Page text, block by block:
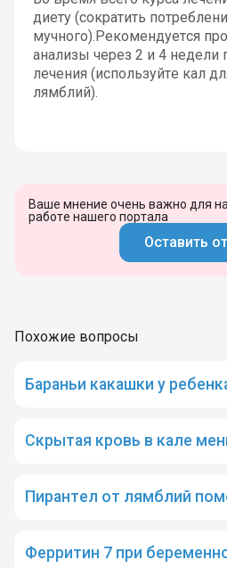
диету (сократить
мучного).Рекомендуется
анализы через 2 и 4 недели
лечения (используйте кал
лямблий).
Ваше мнение очень важно для
работе нашего портала
Оставить
Похожие вопросы
Бараньи какашки у
Скрытая кровь в кале
Пирантел от лямблий
Ферритин 7 при